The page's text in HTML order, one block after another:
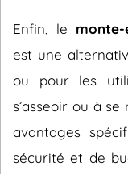
Enfin, le
est une
ou pour les
s’asseoir ou à
avantages
sécurité et de